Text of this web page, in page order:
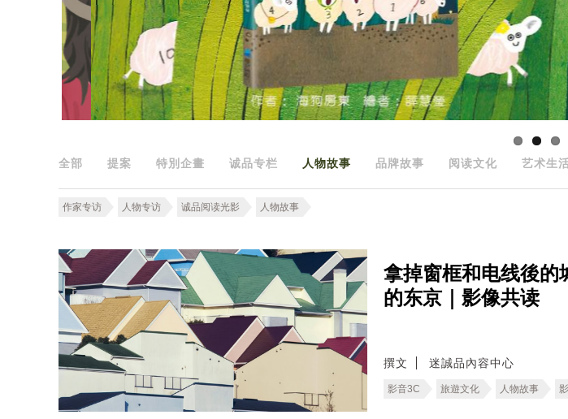
全部 提案 特別企畫 诚品专栏 人物故事 品牌故事 阅读文化 艺术生
作家专访 人物专访 诚品阅读光影 人物故事
拿掉窗框和电线後的
的东京｜影像共读
撰文 迷誠品內容中心
影音3C 旅遊文化 人物故事